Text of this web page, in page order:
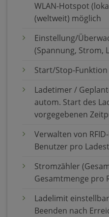
WLAN-Hotspot
(weltweit) möglich
Einstellung/
(Spannung, Strom,
Start/Stop-
Ladetimer /
autom. Start des
vorgegebenen
Verwalten von
Benutzer pro
Stromzähler
Gesamtmenge pro
Ladelimit
Beenden nach